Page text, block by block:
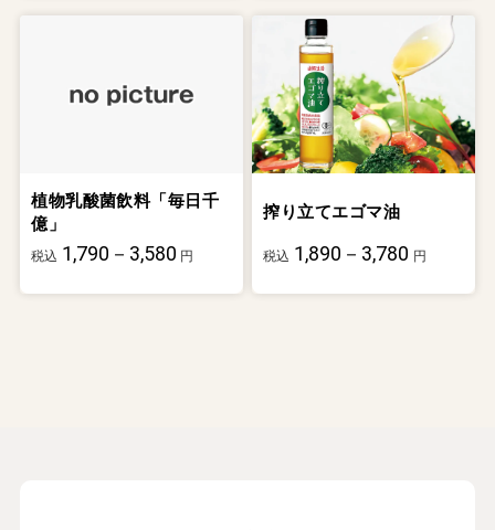
植物乳酸菌飲料「毎日千
億」
税込 1,790－3,580 円
搾り立てエゴマ油
税込 1,890－3,780 円